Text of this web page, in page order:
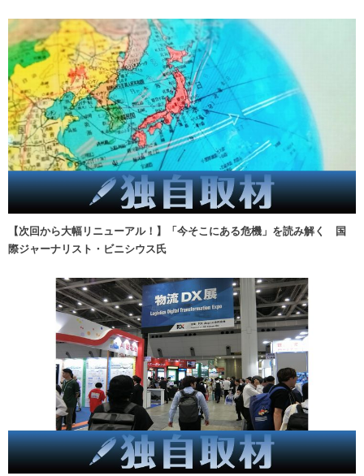
【次回から大幅リニューアル！】「今そこにある危機」を読み解く 国
際ジャーナリスト・ビニシウス氏